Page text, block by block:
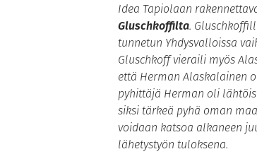
Idea Tapiolaan
Gluschkoffilta.
tunnetun Yhdysvalloissa
Gluschkoff vieraili myös
että Herman Alaskalainen
pyhittäjä Herman oli
siksi tärkeä pyhä oman
voidaan katsoa alkaneen
lähetystyön tuloksena.